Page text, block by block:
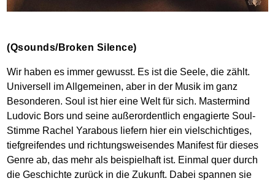
(Qsounds/Broken Silence)
Wir haben es immer gewusst. Es ist die Seele, die zählt.
Universell im Allgemeinen, aber in der Musik im ganz
Besonderen. Soul ist hier eine Welt für sich. Mastermind
Ludovic Bors und seine außerordentlich engagierte Soul-
Stimme Rachel Yarabous liefern hier ein vielschichtiges,
tiefgreifendes und richtungsweisendes Manifest für dieses
Genre ab, das mehr als beispielhaft ist. Einmal quer durch
die Geschichte zurück in die Zukunft. Dabei spannen sie